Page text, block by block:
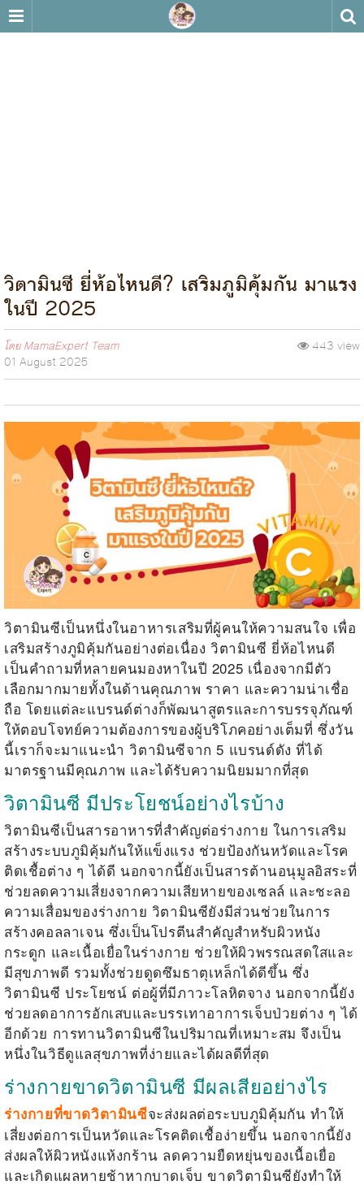
วิตามินซี ยี่ห้อไหนดี? เสริมภูมิคุ้มกัน มาแรง
ในปี 2025
โดยMamaExpert Team
01 August 2025
443 view
วิตามินซีเป็นหนึ่งในอาหารเสริมที่ผู้คนให้ความสนใจ เพื่อ
เสริมสร้างภูมิคุ้มกันอย่างต่อเนื่องวิตามินซี ยี่ห้อไหนดี
เป็นคำถามที่หลายคนมองหาในปี 2025 เนื่องจากมีตัว
เลือกมากมายทั้งในด้านคุณภาพ ราคา และความน่าเชื่อ
ถือ โดยแต่ละแบรนด์ต่างก็พัฒนาสูตรและการบรรจุภัณฑ์
ให้ตอบโจทย์ความต้องการของผู้บริโภคอย่างเต็มที่ ซึ่งวัน
นี้เราก็จะมาแนะนำ วิตามินซีจาก 5 แบรนด์ดัง ที่ได้
มาตรฐานมีคุณภาพ และได้รับความนิยมมากที่สุด
วิตามินซี มีประโยชน์อย่างไรบ้าง
วิตามินซีเป็นสารอาหารที่สำคัญต่อร่างกาย ในการเสริม
สร้างระบบภูมิคุ้มกันให้แข็งแรง ช่วยป้องกันหวัดและโรค
ติดเชื้อต่าง ๆ ได้ดี นอกจากนี้ยังเป็นสารต้านอนุมูลอิสระที่
ช่วยลดความเสี่ยงจากความเสียหายของเซลล์ และชะลอ
ความเสื่อมของร่างกาย วิตามินซียังมีส่วนช่วยในการ
สร้างคอลลาเจน ซึ่งเป็นโปรตีนสำคัญสำหรับผิวหนัง
กระดูก และเนื้อเยื่อในร่างกาย ช่วยให้ผิวพรรณสดใสและ
มีสุขภาพดี รวมทั้งช่วยดูดซึมธาตุเหล็กได้ดีขึ้น ซึ่ง
วิตามินซี ประโยชน์ ต่อผู้ที่มีภาวะโลหิตจาง นอกจากนี้ยัง
ช่วยลดอาการอักเสบและบรรเทาอาการเจ็บป่วยต่าง ๆ ได้
อีกด้วย การทานวิตามินซีในปริมาณที่เหมาะสม จึงเป็น
หนึ่งในวิธีดูแลสุขภาพที่ง่ายและได้ผลดีที่สุด
ร่างกายขาดวิตามินซี มีผลเสียอย่างไร
ร่างกายที่ขาดวิตามินซีจะส่งผลต่อระบบภูมิคุ้มกัน ทำให้
เสี่ยงต่อการเป็นหวัดและโรคติดเชื้อง่ายขึ้น นอกจากนี้ยัง
ส่งผลให้ผิวหนังแห้งกร้าน ลดความยืดหยุ่นของเนื้อเยื่อ
และเกิดแผลหายช้าหากบาดเจ็บ ขาดวิตามินซียังทำให้